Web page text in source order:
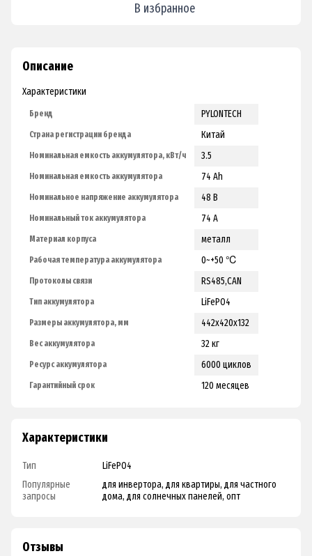
В избранное
Описание
Характеристики
Бренд PYLONTECH
Страна регистрации бренда Китай
Номинальная емкость аккумулятора, кВт/ч 3.5
Номинальная емкость аккумулятора 74 Ah
Номинальное напряжение аккумулятора 48 В
Номинальный ток аккумулятора 74 A
Материал корпуса металл
Рабочая температура аккумулятора 0~+50 ℃
Протоколы связи RS485,CAN
Тип аккумулятора LiFePO4
Размеры аккумулятора, мм 442х420х132
Вес аккумулятора 32 кг
Ресурс аккумулятора 6000 циклов
Гарантийный срок 120 месяцев
Характеристики
Тип
LiFePO4
Популярные
запросы
для инвертора, для квартиры, для частного
дома, для солнечных панелей, опт
Отзывы